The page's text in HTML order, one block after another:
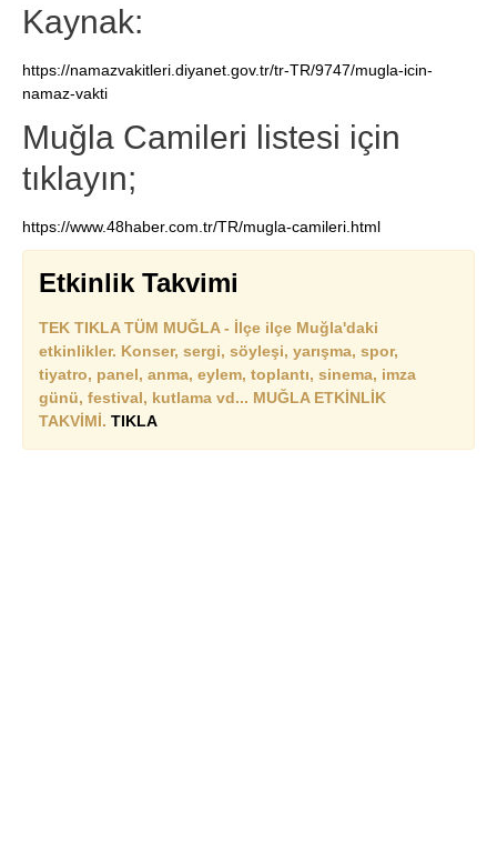
Kaynak:
https://namazvakitleri.diyanet.gov.tr/tr-TR/9747/mugla-icin-
namaz-vakti
Muğla Camileri listesi için
tıklayın;
https://www.48haber.com.tr/TR/mugla-camileri.html
Etkinlik Takvimi
TEK TIKLA TÜM MUĞLA - İlçe ilçe Muğla'daki
etkinlikler. Konser, sergi, söyleşi, yarışma, spor,
tiyatro, panel, anma, eylem, toplantı, sinema, imza
günü, festival, kutlama vd... MUĞLA ETKİNLİK
TAKVİMİ. TIKLA